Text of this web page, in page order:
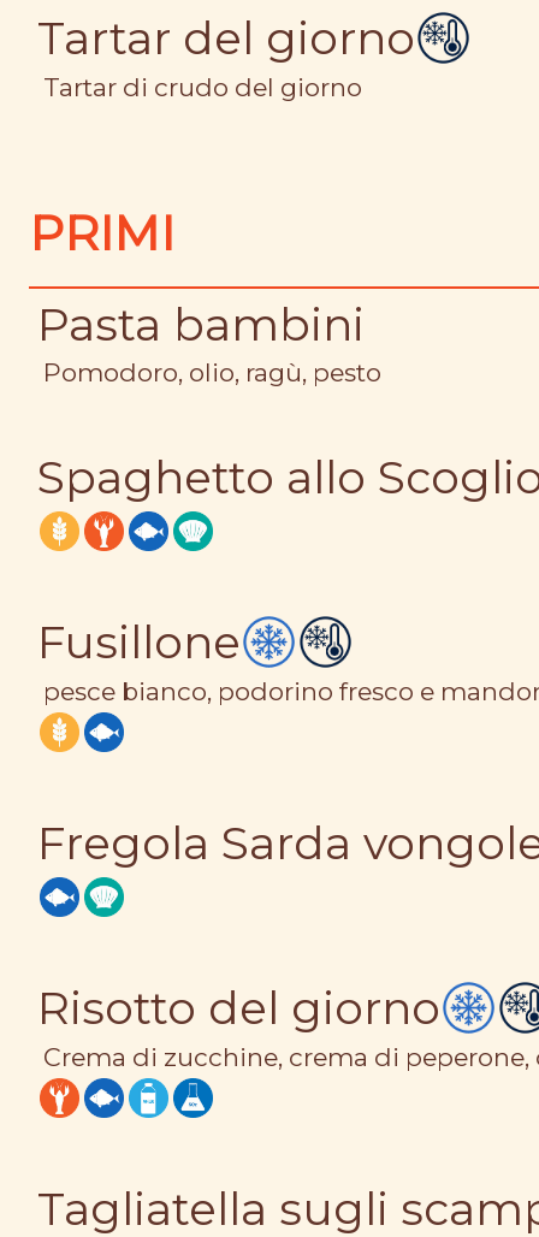
Tartar del giorno
Tartar di crudo del giorno
PRIMI
Pasta bambini
Pomodoro, olio, ragù, pesto
Spaghetto allo
Fusillone
pesce bianco, podorino fresco e
Fregola Sarda
Risotto del giorno
Crema di zucchine, crema di peperone,
Tagliatella sugli